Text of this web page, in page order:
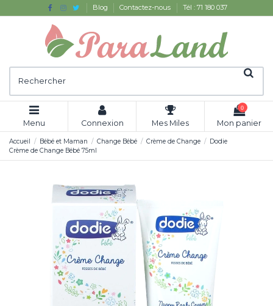
Blog Contactez-nous Tél : 71 180 037
Menu Connexion Mes Miles
0
Mon panier
Accueil Bébé et Maman Change Bébé Crème de Change
Dodie
Crème de Change Bébé 75ml